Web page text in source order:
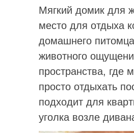
Мягкий домик для
место для отдыха
домашнего
животного
пространства, где
просто отдыхать
подходит для
уголка возле